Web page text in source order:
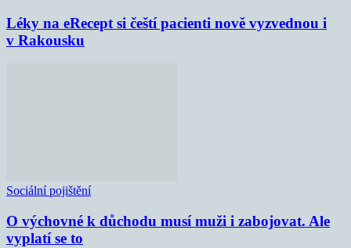
Léky na eRecept si čeští pacienti nově vyzvednou i
v Rakousku
Sociální pojištění
O výchovné k důchodu musí muži i zabojovat. Ale
vyplatí se to